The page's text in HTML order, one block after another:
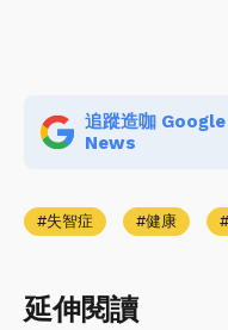
追蹤造咖 Google
News
失智症 健康
延伸閱讀